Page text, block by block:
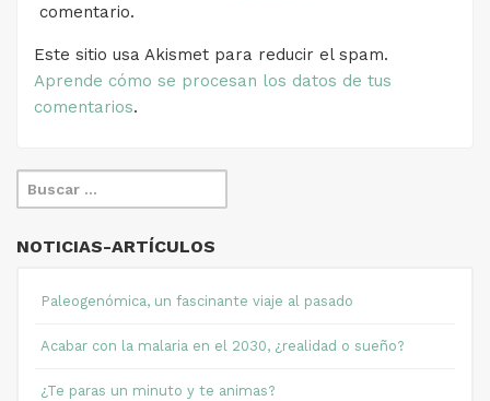
comentario.
Este sitio usa Akismet para reducir el spam.
Aprende cómo se procesan los datos de tus
comentarios.
NOTICIAS-ARTÍCULOS
Paleogenómica, un fascinante viaje al pasado
Acabar con la malaria en el 2030, ¿realidad o sueño?
¿Te paras un minuto y te animas?